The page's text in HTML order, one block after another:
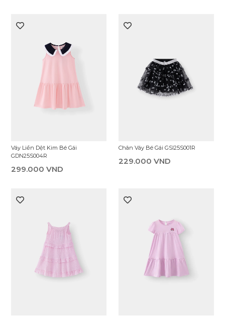
Váy Liền Dệt Kim Bé Gái
GDN25S004R
299.000 VND
Chân Váy Bé Gái GSI25S001R
229.000 VND